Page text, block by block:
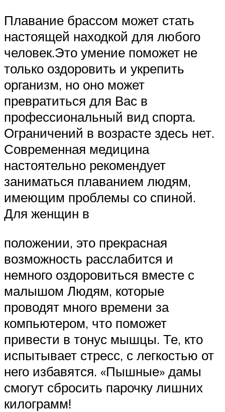
Плавание брассом может стать
настоящей находкой для любого
человек.Это умение поможет не
только оздоровить и укрепить
организм, но оно может
превратиться для Вас в
профессиональный вид спорта.
Ограничений в возрасте здесь нет.
Современная медицина
настоятельно рекомендует
заниматься плаванием людям,
имеющим проблемы со спиной.
Для женщин в
положении, это прекрасная
возможность расслабится и
немного оздоровиться вместе с
малышом Людям, которые
проводят много времени за
компьютером, что поможет
привести в тонус мышцы. Те, кто
испытывает стресс, с легкостью от
него избавятся. «Пышные» дамы
смогут сбросить парочку лишних
килограмм!